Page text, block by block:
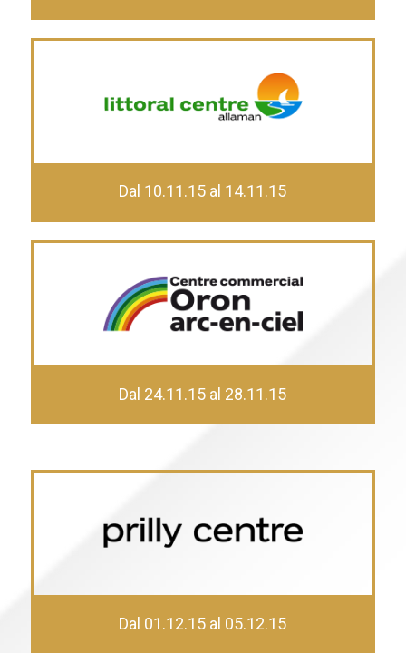
Dal 10.11.15 al 14.11.15
Dal 24.11.15 al 28.11.15
Dal 01.12.15 al 05.12.15